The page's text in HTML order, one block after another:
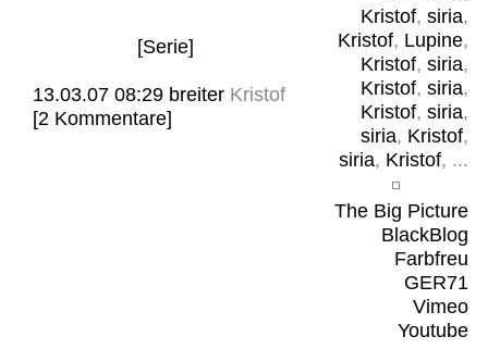
Kristof, siria,
Kristof, Lupine,
Kristof, siria,
Kristof, siria,
Kristof, siria,
siria, Kristof,
siria, Kristof, ...
The Big Picture
BlackBlog
Farbfreu
GER71
Vimeo
Youtube
[Serie]
13.03.07 08:29 breiter Kristof
[2 Kommentare]